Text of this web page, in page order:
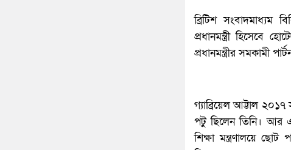
ব্রিটিশ সংবাদমাধ্যম
প্রধানমন্ত্রী হিসেবে
প্রধানমন্ত্রীর সমকামী
গ্যাব্রিয়েল আট্টাল ২০১৭
পটু ছিলেন তিনি। আর
শিক্ষা মন্ত্রণালয়ে